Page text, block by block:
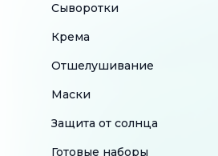
Сыворотки
Крема
Отшелушивание
Маски
Защита от солнца
Готовые наборы